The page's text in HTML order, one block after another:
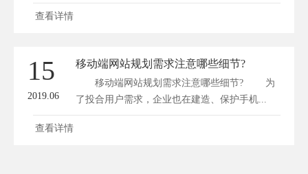
查看详情
15
2019.06
移动端网站规划需求注意哪些细节?
移动端网站规划需求注意哪些细节? 为
了投合用户需求，企业也在建造、保护手机...
查看详情